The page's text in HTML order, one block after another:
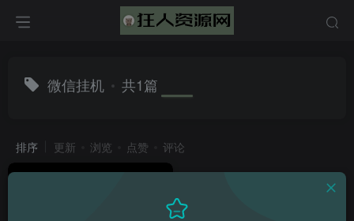
微信挂机 共1篇
排序 更新 浏览 点赞 评论